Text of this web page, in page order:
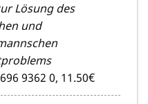
Lösung des
und
9362 0, 11.50€